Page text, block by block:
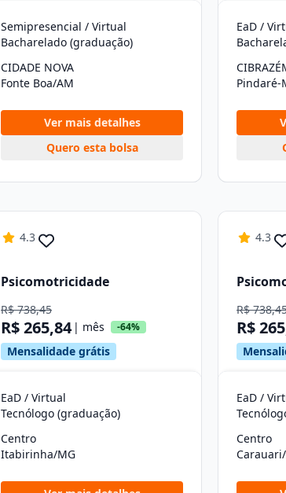
Semipresencial / Virtual
Bacharelado (graduação)
CIDADE NOVA
Fonte Boa/AM
Ver mais detalhes
Quero esta bolsa
EaD /
4.3
Psicomotricidade
R$ 738,45
R$ 265,84 | mês -64%
Mensalidade grátis
EaD / Virtual
Tecnólogo (graduação)
Centro
Itabirinha/MG
4.3
R$
R$
EaD /
Centro